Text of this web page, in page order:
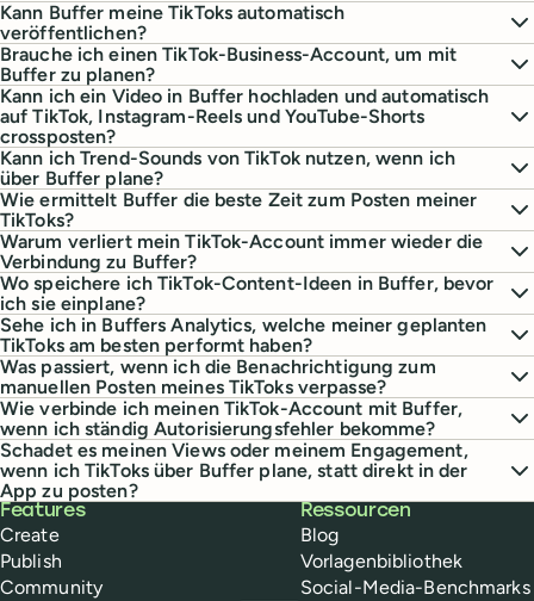
Kann Buffer meine TikToks automatisch
veröffentlichen?
Brauche ich einen TikTok-Business-Account, um mit
Buffer zu planen?
Kann ich ein Video in Buffer hochladen und automatisch
auf TikTok, Instagram-Reels und YouTube-Shorts
crossposten?
Kann ich Trend-Sounds von TikTok nutzen, wenn ich
über Buffer plane?
Wie ermittelt Buffer die beste Zeit zum Posten meiner
TikToks?
Warum verliert mein TikTok-Account immer wieder die
Verbindung zu Buffer?
Wo speichere ich TikTok-Content-Ideen in Buffer, bevor
ich sie einplane?
Sehe ich in Buffers Analytics, welche meiner geplanten
TikToks am besten performt haben?
Was passiert, wenn ich die Benachrichtigung zum
manuellen Posten meines TikToks verpasse?
Wie verbinde ich meinen TikTok-Account mit Buffer,
wenn ich ständig Autorisierungsfehler bekomme?
Schadet es meinen Views oder meinem Engagement,
wenn ich TikToks über Buffer plane, statt direkt in der
App zu posten?
Buffer
Features
Create
Publish
Community
Ressourcen
Blog
Vorlagenbibliothek
Social-Media-Benchmarks